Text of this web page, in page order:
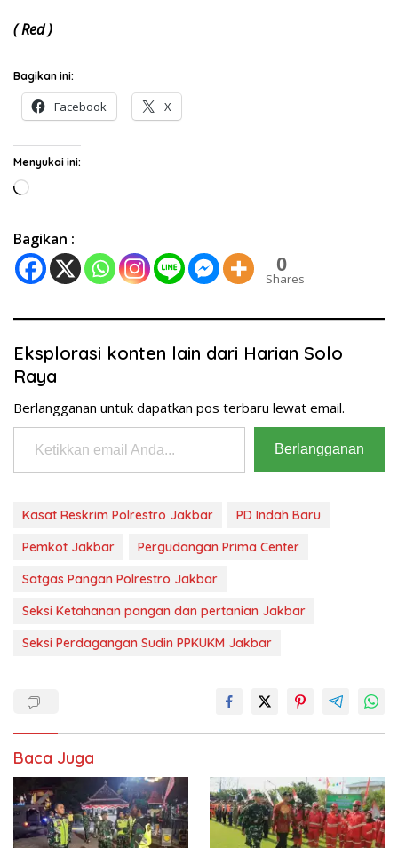
( Red )
Bagikan ini:
Facebook X
Menyukai ini:
Memuat...
Bagikan :
0
Shares
Eksplorasi konten lain dari Harian Solo
Raya
Berlangganan untuk dapatkan pos terbaru lewat email.
Ketikkan email Anda...
Berlangganan
Kasat Reskrim Polrestro Jakbar
PD Indah Baru
Pemkot Jakbar
Pergudangan Prima Center
Satgas Pangan Polrestro Jakbar
Seksi Ketahanan pangan dan pertanian Jakbar
Seksi Perdagangan Sudin PPKUKM Jakbar
Baca Juga